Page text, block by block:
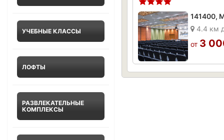
УЧЕБНЫЕ КЛАССЫ
ЛОФТЫ
РАЗВЛЕКАТЕЛЬНЫЕ
КОМПЛЕКСЫ
4.4 км
от 3